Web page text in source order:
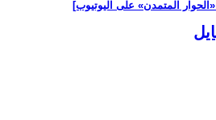
المتمدن» على اليوتيوب]